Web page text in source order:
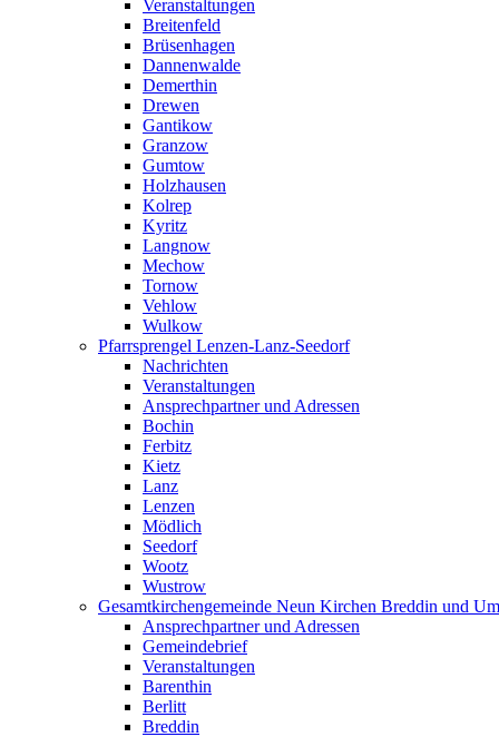
Veranstaltungen
Breitenfeld
Brüsenhagen
Dannenwalde
Demerthin
Drewen
Gantikow
Granzow
Gumtow
Holzhausen
Kolrep
Kyritz
Langnow
Mechow
Tornow
Vehlow
Wulkow
Pfarrsprengel Lenzen-Lanz-Seedorf
Nachrichten
Veranstaltungen
Ansprechpartner und Adressen
Bochin
Ferbitz
Kietz
Lanz
Lenzen
Mödlich
Seedorf
Wootz
Wustrow
Gesamtkirchengemeinde Neun Kirchen Breddin und
Ansprechpartner und Adressen
Gemeindebrief
Veranstaltungen
Barenthin
Berlitt
Breddin